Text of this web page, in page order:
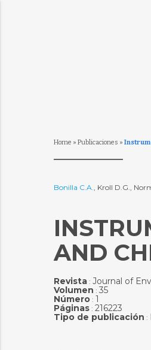
Home » Publicaciones »
Bonilla C.A., Kroll D.G.,
AND
Revista: Journal of
Volumen : 35
Número: 1
Páginas: 216223
Tipo de publicación :